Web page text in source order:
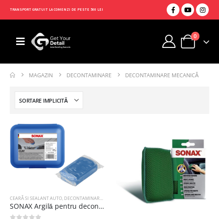
TRANSPORT GRATUIT LA COMENZI DE PESTE 500 LEI
0
MAGAZIN DECONTAMINARE DECONTAMINARE MECANICĂ
CEARĂ SI SEALANT AUTO, DECONTAMINARE MECANICĂ LUBRIFIANT ARGILA
SONAX Argilă pentru decontaminare